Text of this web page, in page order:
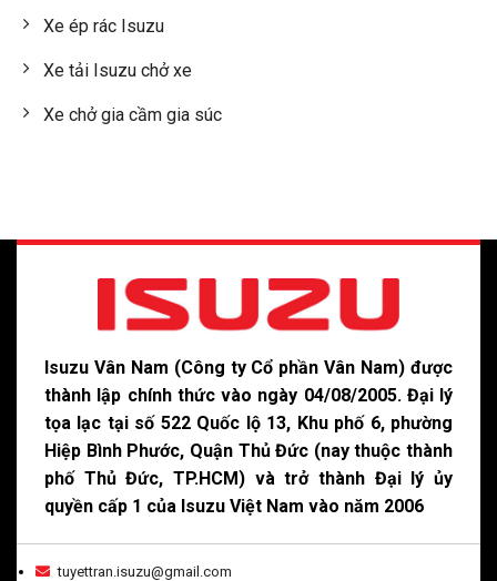
Xe ép rác Isuzu
Xe tải Isuzu chở xe
Xe chở gia cầm gia súc
Isuzu Vân Nam (Công ty Cổ phần Vân Nam) được
thành lập chính thức vào ngày 04/08/2005. Đại lý
tọa lạc tại số 522 Quốc lộ 13, Khu phố 6, phường
Hiệp Bình Phước, Quận Thủ Đức (nay thuộc thành
phố Thủ Đức, TP.HCM) và trở thành Đại lý ủy
quyền cấp 1 của Isuzu Việt Nam vào năm 2006
tuyettran.isuzu@gmail.com